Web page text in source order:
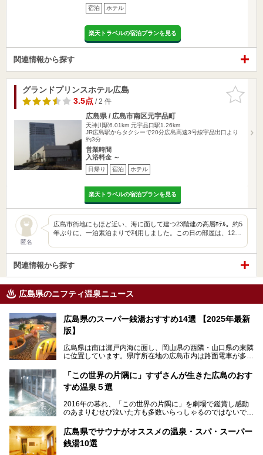
宿泊 ホテル
楽天トラベルの宿泊プランを見る
関連情報から探す
お気に入
りに追加
グランドプリンスホテル広島
3.5点/ 2 件
広島県 / 広島市南区元宇品町
天神川駅6.01km 元宇品口駅1.26km
JR広島駅からタクシーで20分広島高速3号線宇品出口より
約3分
営業時間
入浴料金 ～
日帰り 宿泊 ホテル
楽天トラベルの宿泊プランを見る
匿名
広島市街地にもほど近い、海に面して建つ23階建の高層ﾎﾃﾙ。約5
年ぶりに、一泊素泊まりで利用しました。この日の部屋は、12…
関連情報から探す
広島県のニフティ温泉ニュース
広島県のスーパー銭湯おすすめ14選 【2025年最新
版】
広島県は南は瀬戸内海に面し、岡山県の西隣・山口県の東隣
に位置しています。県庁所在地の広島市内は路面電車が多数
厳島神社と原爆ドームの2つの世界文化遺産があり、年間を
通して多数の観光客が訪れます。工業都市として栄えた呉市
や、坂の町・尾道市など、ゆっくり訪れたい町や観光スポッ
モン、全国にファンが多い広島風お好み焼きなどのグルメも
充実。
銭湯をご紹介します。
「この世界の片隅に」すずさんが生きた広島のおす
すめ温泉５選
2016年の暮れ、「この世界の片隅に」を劇場で鑑賞し感動
のあまりむせび泣いた方も多数いらっしゃるのではないでし
あの夏のヒロシマを生きた主人公すずさんの笑顔が、今もど
こかに輝きつづけていることをふと思い浮かべます。
そんな映画の舞台となった広島県呉市を中心に、広島のおす
広島県でサウナがオススメの温泉・スパ・スーパー
銭湯10選